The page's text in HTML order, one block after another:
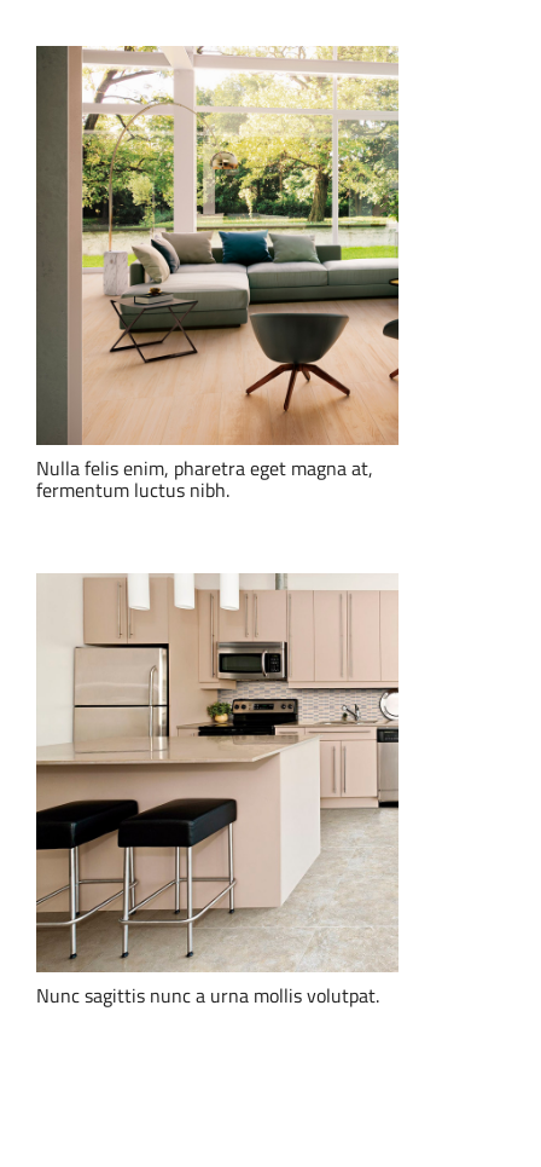
Nulla felis enim, pharetra eget magna at,
fermentum luctus nibh.
Nunc sagittis nunc a urna mollis volutpat.